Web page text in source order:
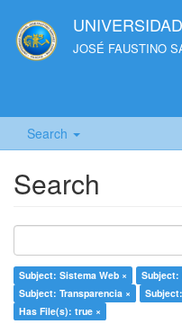
JOSÉ FAUSTINO
Search
Search
Subject: Sistema Web × Subject:
Subject: Transparencia ×
Has File(s): true ×